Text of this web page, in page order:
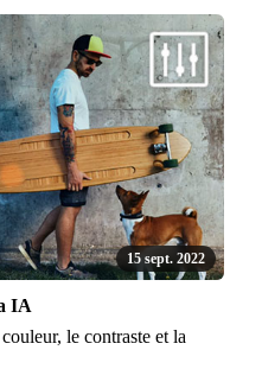
15 sept. 2022
IA
le contraste et la